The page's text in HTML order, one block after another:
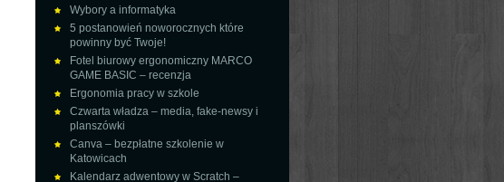
Wybory a informatyka
5 postanowień noworocznych które
powinny być Twoje!
Fotel biurowy ergonomiczny MARCO
GAME BASIC – recenzja
Ergonomia pracy w szkole
Czwarta władza – media, fake-newsy i
planszówki
Canva – bezpłatne szkolenie w
Katowicach
Kalendarz adwentowy w Scratch –